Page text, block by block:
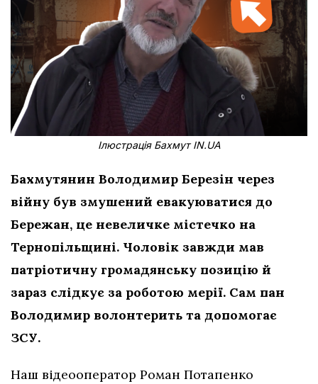
Ілюстрація Бахмут IN.UA
Бахмутянин Володимир Березін через
війну був змушений евакуюватися до
Бережан, це невеличке містечко на
Тернопільщині. Чоловік завжди мав
патріотичну громадянську позицію й
зараз слідкує за роботою мерії. Сам пан
Володимир волонтерить та допомогає
ЗСУ.
Наш відеооператор Роман Потапенко